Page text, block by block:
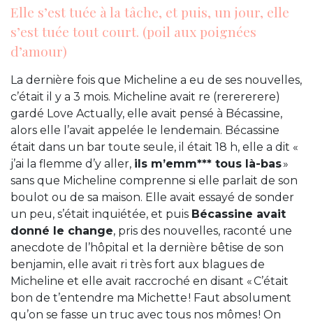
Elle s’est tuée à la tâche, et puis, un jour, elle
s’est tuée tout court. (poil aux poignées
d’amour)
La dernière fois que Micheline a eu de ses nouvelles,
c’était il y a 3 mois. Micheline avait re (rerererere)
gardé Love Actually, elle avait pensé à Bécassine,
alors elle l’avait appelée le lendemain. Bécassine
était dans un bar toute seule, il était 18 h, elle a dit «
j’ai la flemme d’y aller, ils m’emm*** tous là-bas»
sans que Micheline comprenne si elle parlait de son
boulot ou de sa maison. Elle avait essayé de sonder
un peu, s’était inquiétée, et puis Bécassine avait
donné le change, pris des nouvelles, raconté une
anecdote de l’hôpital et la dernière bêtise de son
benjamin, elle avait ri très fort aux blagues de
Micheline et elle avait raccroché en disant « C’était
bon de t’entendre ma Michette ! Faut absolument
qu’on se fasse un truc avec tous nos mômes ! On